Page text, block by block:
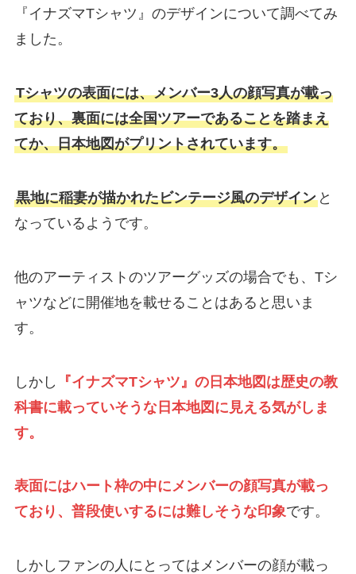
『イナズマTシャツ』のデザインについて調べてみ
ました。
Tシャツの表面には、メンバー3人の顔写真が載っ
ており、裏面には全国ツアーであることを踏まえ
てか、日本地図がプリントされています。
黒地に稲妻が描かれたビンテージ風のデザインと
なっているようです。
他のアーティストのツアーグッズの場合でも、Tシ
ャツなどに開催地を載せることはあると思いま
す。
しかし
『イナズマTシャツ』の日本地図は歴史の教
科書に載っていそうな日本地図に見える気がしま
す。
表面にはハート枠の中にメンバーの顔写真が載っ
ており、普段使いするには難しそうな印象です。
しかしファンの人にとってはメンバーの顔が載っ